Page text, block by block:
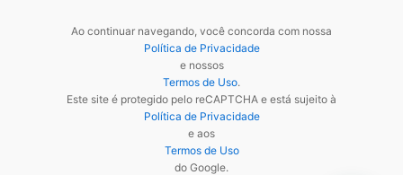
Ao continuar navegando, você concorda com nossa
Política de Privacidade
e nossos
Termos de Uso.
Este site é protegido pelo reCAPTCHA e está sujeito à
Política de Privacidade
e aos
Termos de Uso
do Google.